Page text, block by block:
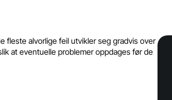
fleste alvorlige feil utvikler seg gradvis over
at eventuelle problemer oppdages før de